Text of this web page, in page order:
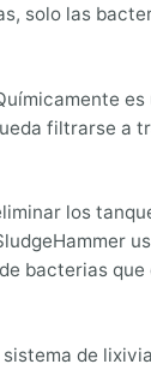
solo las
filtrarse a
los
bacterias
de